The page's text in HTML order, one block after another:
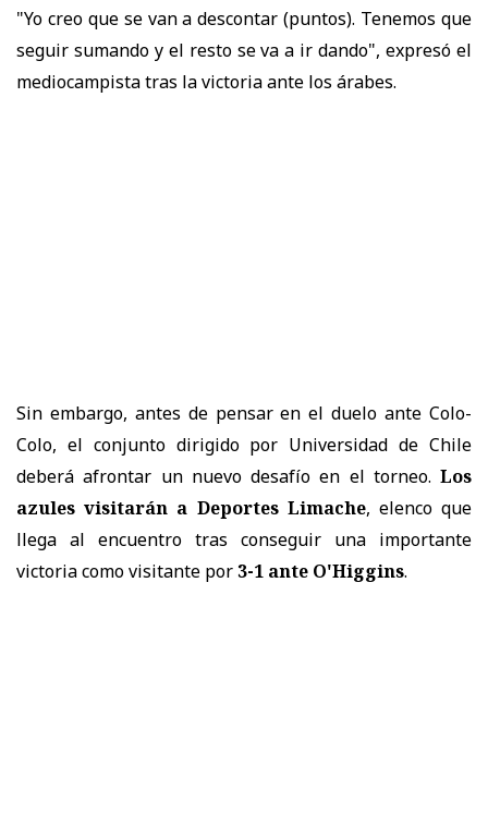
"Yo creo que se van a descontar (puntos). Tenemos que
seguir sumando y el resto se va a ir dando", expresó el
mediocampista tras la victoria ante los árabes.
Sin embargo, antes de pensar en el duelo ante Colo-
Colo, el conjunto dirigido por Universidad de Chile
deberá afrontar un nuevo desafío en el torneo. Los
azules visitarán a Deportes Limache, elenco que
llega al encuentro tras conseguir una importante
victoria como visitante por 3-1 ante O'Higgins.